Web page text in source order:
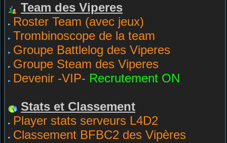
Team des Viperes
Roster Team (avec jeux)
Trombinoscope de la team
Groupe Battlelog des Viperes
Groupe Steam des Viperes
Devenir -VIP- Recrutement ON
Stats et Classement
Player stats serveurs L4D2
Classement BFBC2 des Vipères